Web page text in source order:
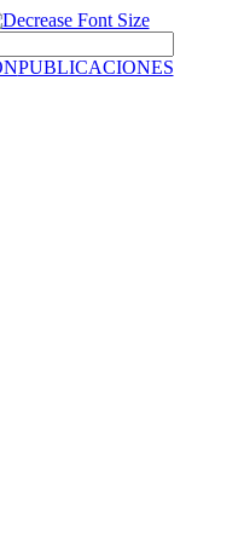
PUBLICACIONES